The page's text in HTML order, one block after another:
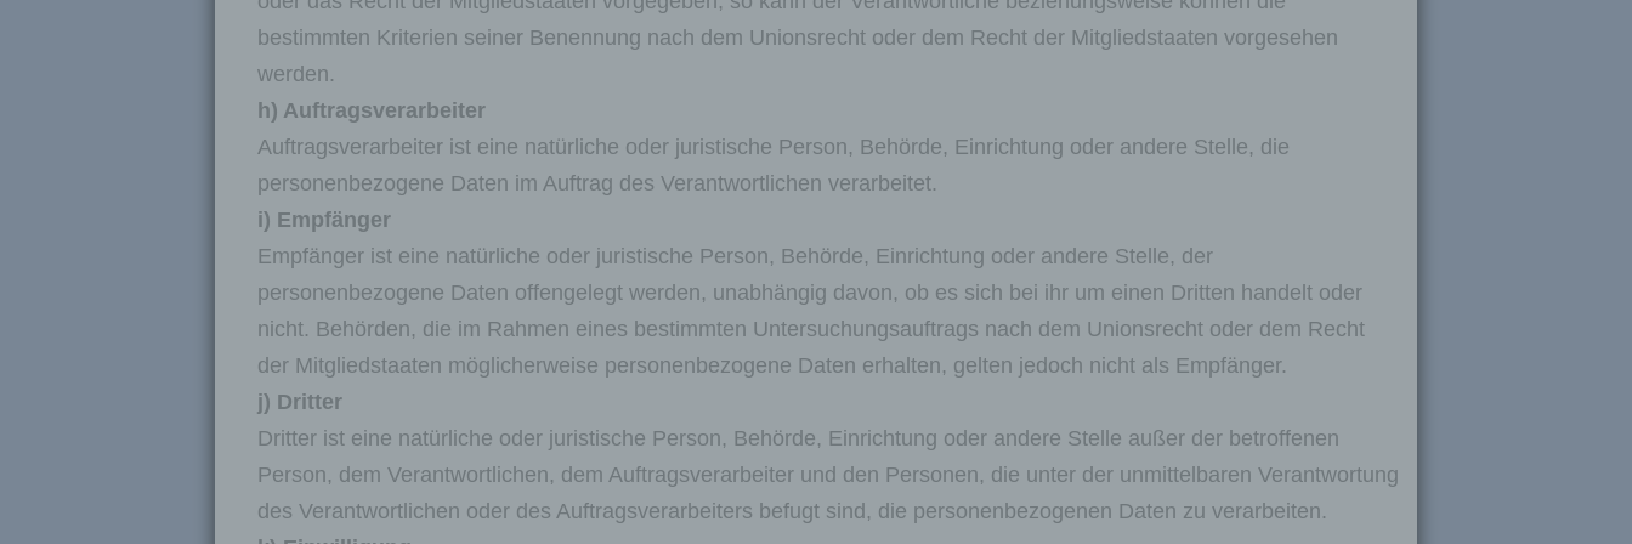
bestimmten Kriterien seiner Benennung nach dem Unionsrecht oder dem Recht der Mitgliedstaaten vorgesehen
werden.
h) Auftragsverarbeiter
Auftragsverarbeiter ist eine natürliche oder juristische Person, Behörde, Einrichtung oder andere Stelle, die
personenbezogene Daten im Auftrag des Verantwortlichen verarbeitet.
i) Empfänger
Empfänger ist eine natürliche oder juristische Person, Behörde, Einrichtung oder andere Stelle, der
personenbezogene Daten offengelegt werden, unabhängig davon, ob es sich bei ihr um einen Dritten handelt oder
nicht. Behörden, die im Rahmen eines bestimmten Untersuchungsauftrags nach dem Unionsrecht oder dem Recht
der Mitgliedstaaten möglicherweise personenbezogene Daten erhalten, gelten jedoch nicht als Empfänger.
j) Dritter
Dritter ist eine natürliche oder juristische Person, Behörde, Einrichtung oder andere Stelle außer der betroffenen
Person, dem Verantwortlichen, dem Auftragsverarbeiter und den Personen, die unter der unmittelbaren Verantwortung
des Verantwortlichen oder des Auftragsverarbeiters befugt sind, die personenbezogenen Daten zu verarbeiten.
Einschränkung der Verarbeitung ist die Markierung
e) Profiling
personenbezogener Daten, die darin besteht, dass diese
personenbezogenen Daten verwendet werden, um bestimmte
persönliche Aspekte, die sich auf eine natürliche Person
beziehen, zu bewerten, insbesondere, um Aspekte bezüglich
Arbeitsleistung, wirtschaftlicher Lage, Gesundheit, persönlicher
Vorlieben, Interessen, Zuverlässigkeit, Verhalten, Aufenthaltsort
oder vorherzusagen.
f) Pseudonymisierung